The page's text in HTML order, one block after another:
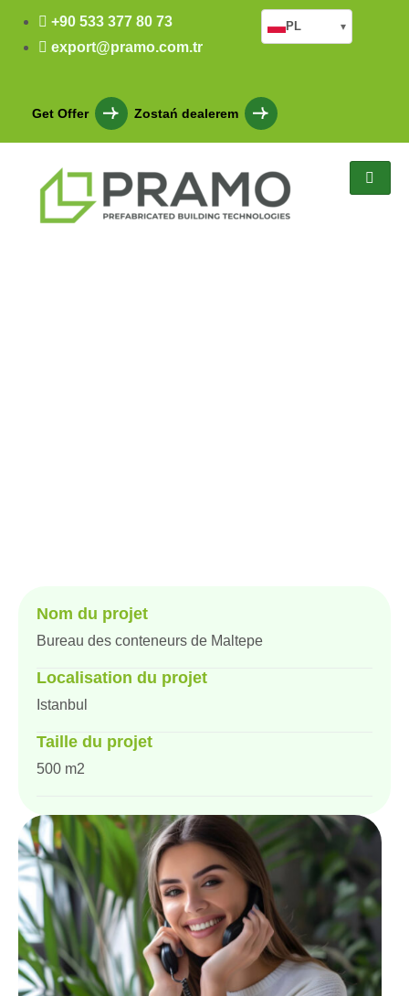
+90 533 377 80 73
export@pramo.com.tr
Get Offer Zostań dealerem
PL ▾
Nom du projet
Bureau des conteneurs de Maltepe
Localisation du projet
Istanbul
Taille du projet
500 m2